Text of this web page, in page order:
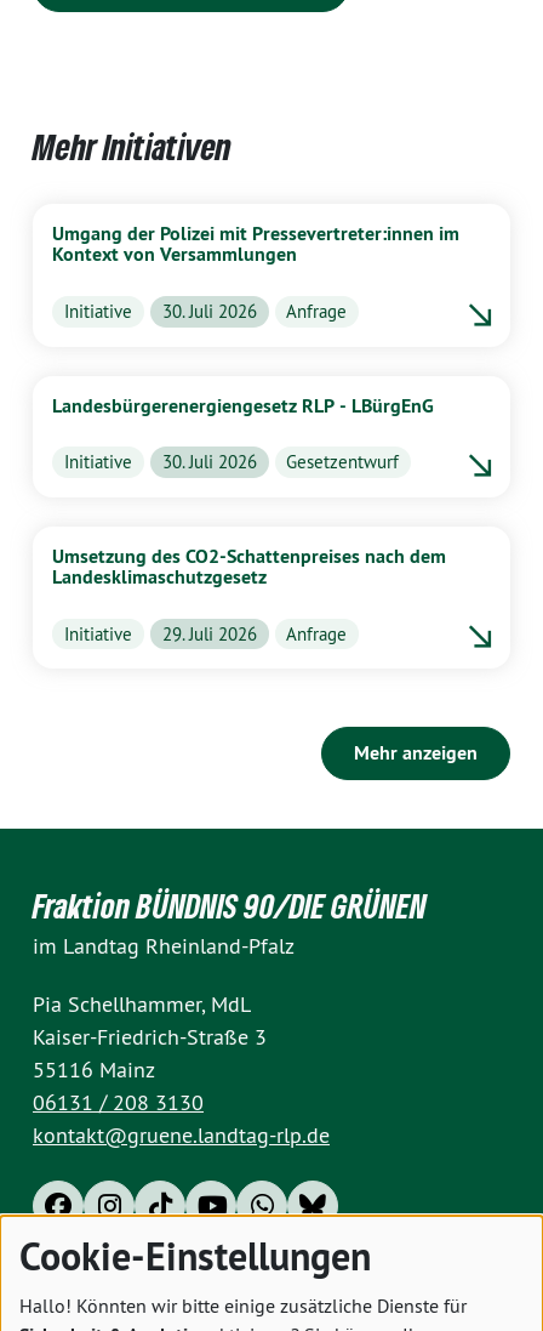
Mehr Initiativen
Umgang der Polizei mit Pressevertreter:innen im
Kontext von Versammlungen
Initiative 30. Juli 2026 Anfrage
Landesbürgerenergiengesetz RLP - LBürgEnG
Initiative 30. Juli 2026 Gesetzentwurf
Umsetzung des CO2-Schattenpreises nach dem
Landesklimaschutzgesetz
Initiative 29. Juli 2026 Anfrage
Mehr anzeigen
Fraktion BÜNDNIS 90/DIE GRÜNEN
im Landtag Rheinland-Pfalz
Pia Schellhammer, MdL
Kaiser-Friedrich-Straße 3
55116 Mainz
06131 / 208 3130
kontakt@gruene.landtag-rlp.de
Impressum Datenschutz Cookies
Cookie-Einstellungen
Hallo! Könnten wir bitte einige zusätzliche Dienste für